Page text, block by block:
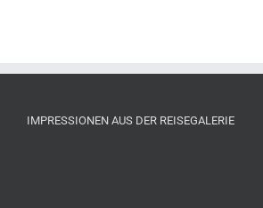
IMPRESSIONEN AUS DER REISEGALERIE